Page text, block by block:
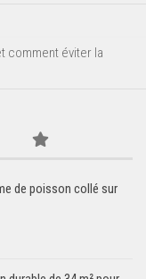
comment éviter la
de poisson collé sur